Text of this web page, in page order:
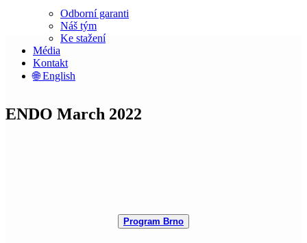
Odborní garanti
Náš tým
Ke stažení
Média
Kontakt
🌐 English
ENDO March 2022
Program Brno